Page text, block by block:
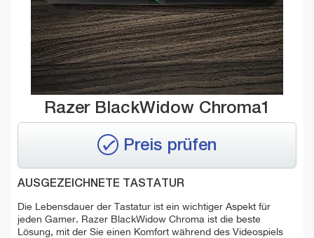
Razer BlackWidow Chroma1
Preis prüfen
AUSGEZEICHNETE TASTATUR
Die Lebensdauer der Tastatur ist ein wichtiger Aspekt für
jeden Gamer. Razer BlackWidow Chroma ist die beste
Lösung, mit der Sie einen Komfort während des Videospiels